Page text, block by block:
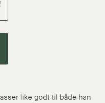
like godt til både han